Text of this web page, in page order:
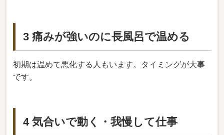
3 痛みが強いのに長風呂で温める
初期は温めて悪化する人もいます。タイミングが大事
です。
4 気合いで動く・我慢して仕事